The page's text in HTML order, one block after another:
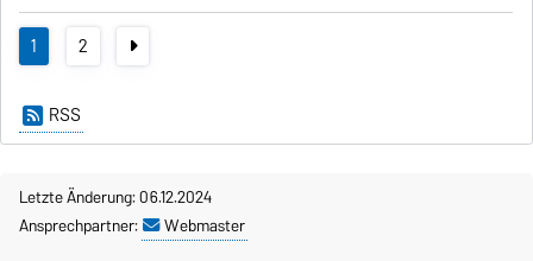
1 2
RSS
Letzte Änderung: 06.12.2024
Ansprechpartner:
Webmaster